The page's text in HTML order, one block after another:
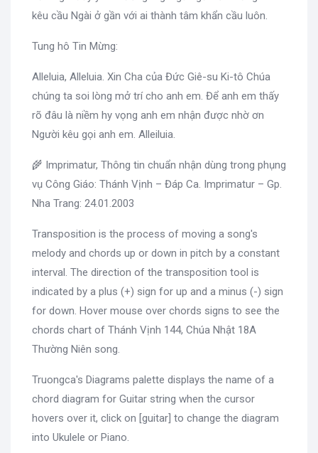
kêu cầu Ngài ở gần với ai thành tâm khẩn cầu luôn.
Tung hô Tin Mừng:
Alleluia, Alleluia. Xin Cha của Đức Giê-su Ki-tô Chúa
chúng ta soi lòng mở trí cho anh em. Để anh em thấy
rõ đâu là niềm hy vọng anh em nhận được nhờ ơn
Người kêu gọi anh em. Alleiluia.
🌾 Imprimatur, Thông tin chuẩn nhận dùng trong phụng
vụ Công Giáo: Thánh Vịnh – Đáp Ca. Imprimatur – Gp.
Nha Trang: 24.01.2003
Transposition is the process of moving a song's
melody and chords up or down in pitch by a constant
interval. The direction of the transposition tool is
indicated by a plus (+) sign for up and a minus (-) sign
for down. Hover mouse over chords signs to see the
chords chart of Thánh Vịnh 144, Chúa Nhật 18A
Thường Niên song.
Truongca's Diagrams palette displays the name of a
chord diagram for Guitar string when the cursor
hovers over it, click on [guitar] to change the diagram
into Ukulele or Piano.